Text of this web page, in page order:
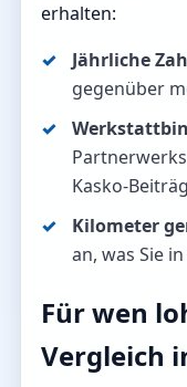
erhalten:
Jährliche
gegenüber
Kasko-
Kilometer
an, was Sie
Für wen
Vergleich